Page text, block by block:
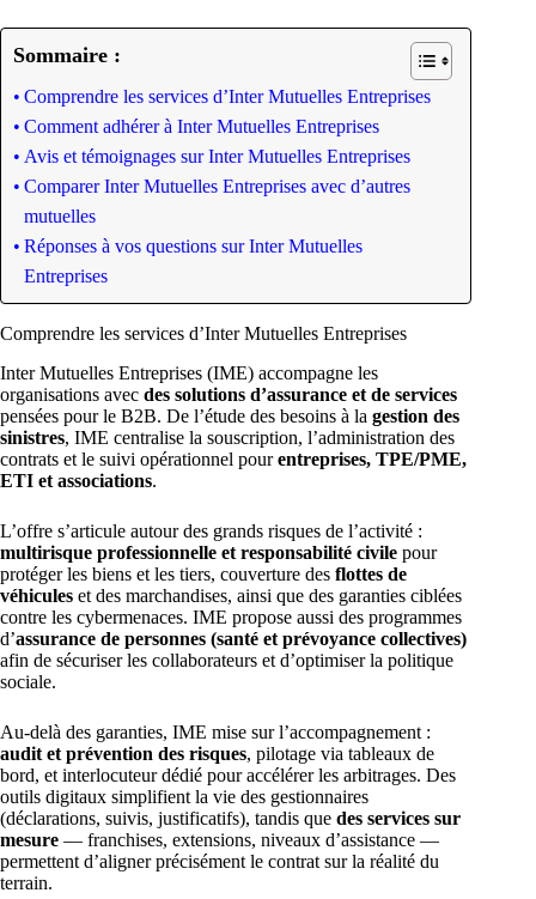
Sommaire :
Comprendre les services d’Inter Mutuelles Entreprises
Comment adhérer à Inter Mutuelles Entreprises
Avis et témoignages sur Inter Mutuelles Entreprises
Comparer Inter Mutuelles Entreprises avec d’autres
mutuelles
Réponses à vos questions sur Inter Mutuelles
Entreprises
Comprendre les services d’Inter Mutuelles Entreprises
Inter Mutuelles Entreprises (IME) accompagne les
organisations avec des solutions d’assurance et de services
pensées pour le B2B. De l’étude des besoins à la gestion des
sinistres, IME centralise la souscription, l’administration des
contrats et le suivi opérationnel pourentreprises, TPE/PME,
ETI et associations.
L’offre s’articule autour des grands risques de l’activité :
multirisque professionnelle et responsabilité civile pour
protéger les biens et les tiers, couverture des flottes de
véhicules et des marchandises, ainsi que des garanties ciblées
contre les cybermenaces. IME propose aussi des programmes
d’assurance de personnes (santé et prévoyance collectives)
afin de sécuriser les collaborateurs et d’optimiser la politique
sociale.
Au-delà des garanties, IME mise sur l’accompagnement :
audit et prévention des risques, pilotage via tableaux de
bord, et interlocuteur dédié pour accélérer les arbitrages. Des
outils digitaux simplifient la vie des gestionnaires
(déclarations, suivis, justificatifs), tandis que des services sur
mesure — franchises, extensions, niveaux d’assistance —
permettent d’aligner précisément le contrat sur la réalité du
terrain.